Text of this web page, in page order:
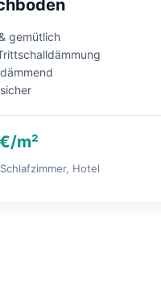
gemütlich
m²
Hotel